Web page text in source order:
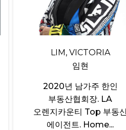
LIM, VICTORIA
임현
2020년 남가주 한인
부동산협회장. LA
오렌지카운티 Top 부동
에이전트. Home...